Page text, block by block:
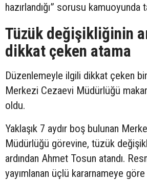
hazırlandığı” sorusu kamuoyunda
Tüzük değişikliğinin
dikkat çeken atama
Düzenlemeyle ilgili dikkat çeken
Merkezi Cezaevi Müdürlüğü
oldu.
Yaklaşık 7 aydır boş bulunan
Müdürlüğü görevine, tüzük
ardından Ahmet Tosun atandı.
yayımlanan üçlü kararnameye